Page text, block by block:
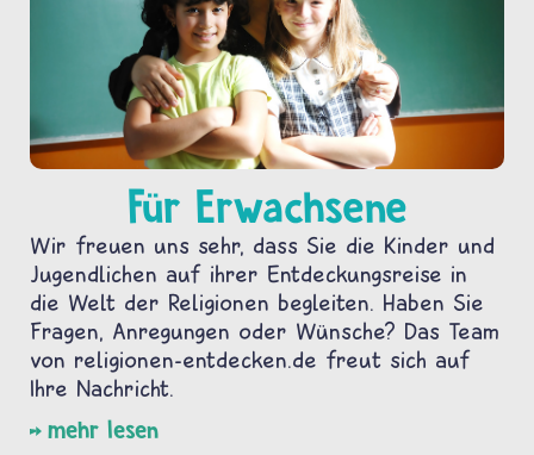
Für Erwachsene
Wir freuen uns sehr, dass Sie die Kinder und
Jugendlichen auf ihrer Entdeckungsreise in
die Welt der Religionen begleiten. Haben Sie
Fragen, Anregungen oder Wünsche? Das Team
von religionen-entdecken.de freut sich auf
Ihre Nachricht.
mehr lesen